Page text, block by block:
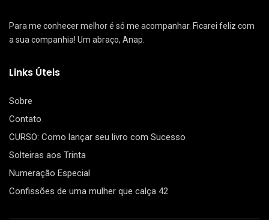
Para me conhecer melhor é só me acompanhar. Ficarei feliz com
a sua companhia! Um abraço, Anap.
Links Úteis
Sobre
Contato
CURSO: Como lançar seu livro com Sucesso
Solteiras aos Trinta
Numeração Especial
Confissões de uma mulher que calça 42